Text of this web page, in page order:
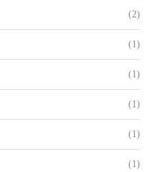
(2)
(1)
(1)
(1)
(1)
(1)